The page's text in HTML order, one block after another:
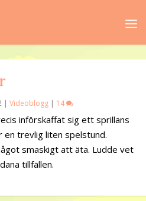
| Videoblogg | 14
införskaffat sig ett sprillans
trevlig liten spelstund.
smaskigt att äta. Ludde vet
tillfällen.